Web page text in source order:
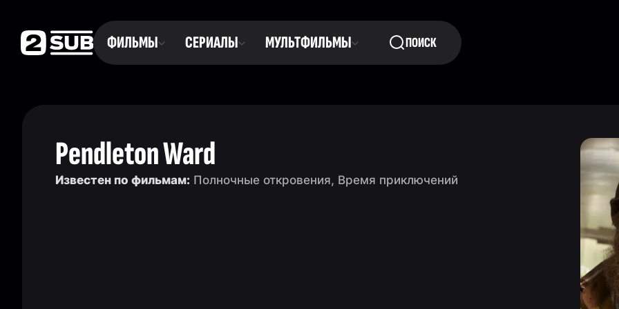
ФИЛЬМЫ СЕРИАЛЫ МУЛЬТФИЛЬМЫ ПОИСК
Pendleton Ward
Известен по фильмам: Полночные откровения, Время приключений